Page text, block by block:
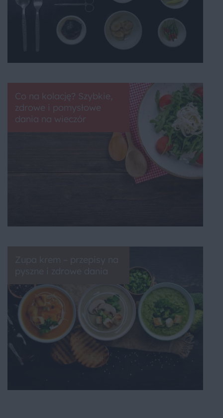
Co na kolację? Szybkie,
zdrowe i pomysłowe
dania na wieczór